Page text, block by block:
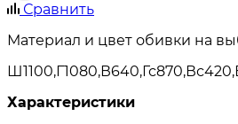
Сравнить
Материал и цвет обивки на
Характеристики